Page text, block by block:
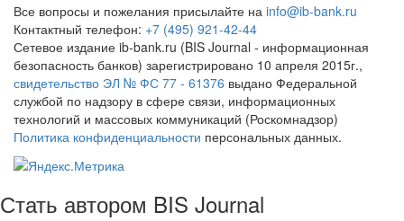
Все вопросы и пожелания присылайте на info@ib-bank.ru
Контактный телефон: +7 (495) 921-42-44
Сетевое издание ib-bank.ru (BIS Journal - информационная
безопасность банков) зарегистрировано 10 апреля 2015г.,
свидетельство ЭЛ № ФС 77 - 61376 выдано Федеральной
службой по надзору в сфере связи, информационных
технологий и массовых коммуникаций (Роскомнадзор)
Политика конфиденциальности персональных данных.
Стать автором BIS Journal